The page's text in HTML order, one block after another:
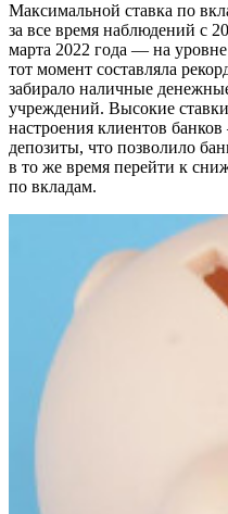
Максимальной ставка по
за все время наблюдений с
марта 2022 года — на
тот момент составляла
забирало наличные
учреждений. Высокие
настроения клиентов
депозиты, что позволило
в то же время перейти к
по вкладам.